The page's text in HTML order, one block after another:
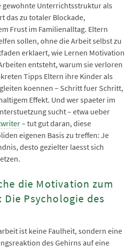
gewohnte Unterrichtsstruktur als
das zu totaler Blockade,
Frust im Familienalltag. Eltern
sollen, ohne die Arbeit selbst zu
erklaert, wie Lernen Motivation
entsteht, warum sie verloren
Tipps Eltern ihre Kinder als
koennen – Schritt fuer Schritt,
Effekt. Und wer spaeter im
sucht – etwa ueber
– tut gut daran, diese
eigenen Basis zu treffen: Je
desto gezielter laesst sich
die Motivation zum
Psychologie des
ist keine Faulheit, sondern eine
des Gehirns auf eine